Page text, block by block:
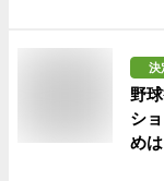
決
野
シ
めは